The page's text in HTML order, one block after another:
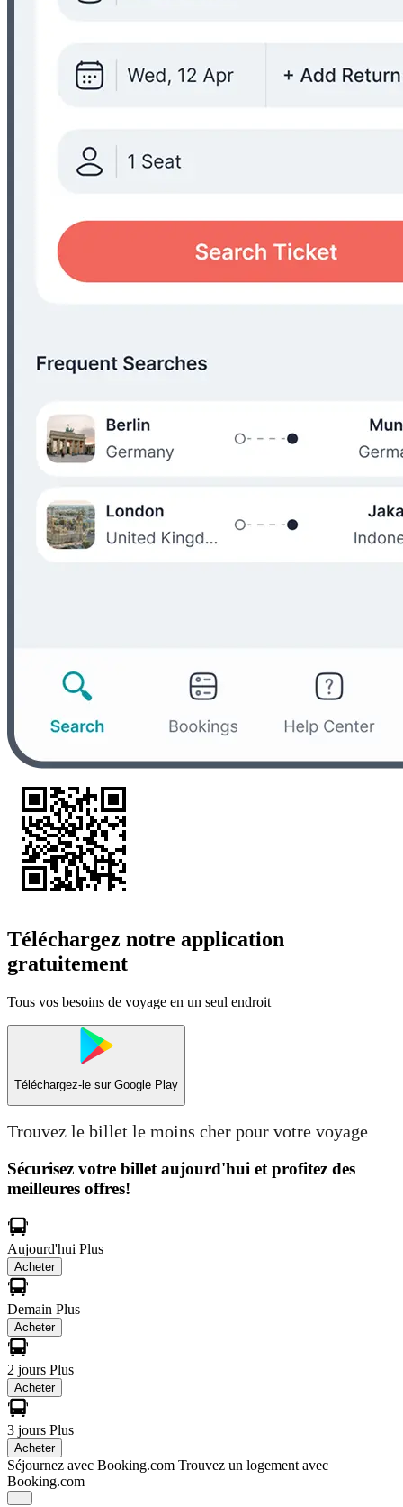
Téléchargez notre application
gratuitement
Tous vos besoins de voyage en un seul endroit
Téléchargez-le sur Google Play
Trouvez le billet le moins cher pour votre voyage
Sécurisez votre billet aujourd'hui et profitez des
meilleures offres!
Aujourd'hui Plus
Acheter
Demain Plus
Acheter
2 jours Plus
Acheter
3 jours Plus
Acheter
Séjournez avec Booking.com Trouvez un logement avec
Booking.com